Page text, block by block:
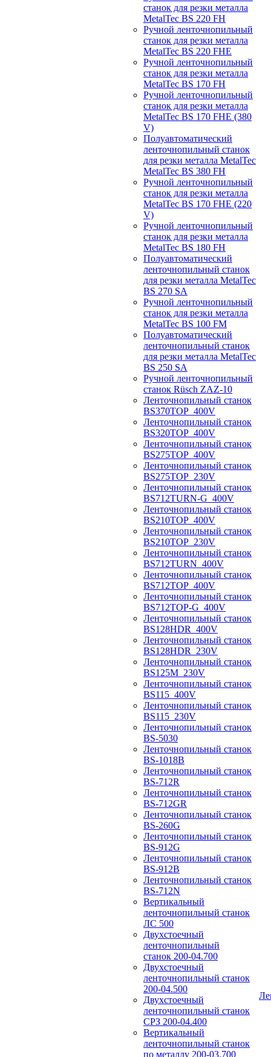
станок для резки металла
MetalTec BS 220 FH
Ручной ленточнопильный
станок для резки металла
MetalTec BS 220 FHЕ
Ручной ленточнопильный
станок для резки металла
MetalTec BS 170 FH
Ручной ленточнопильный
станок для резки металла
MetalTec BS 170 FHE (380
V)
Полуавтоматический
ленточнопильный станок
для резки металла MetalTec
MetalTec BS 380 FH
Ручной ленточнопильный
станок для резки металла
MetalTec BS 170 FHE (220
V)
Ручной ленточнопильный
станок для резки металла
MetalTec BS 180 FH
Полуавтоматический
ленточнопильный станок
для резки металла MetalTec
BS 270 SA
Ручной ленточнопильный
станок для резки металла
MetalTec BS 100 FM
Полуавтоматический
ленточнопильный станок
для резки металла MetalTec
BS 250 SA
Ручной ленточнопильный
станок Rüsch ZAZ-10
Ленточнопильный станок
BS370TOP_400V
Ленточнопильный станок
BS320TOP_400V
Ленточнопильный станок
BS275TOP_400V
Ленточнопильный станок
BS275TOP_230V
Ленточнопильный станок
BS712TURN-G_400V
Ленточнопильный станок
BS210TOP_400V
Ленточнопильный станок
BS210TOP_230V
Ленточнопильный станок
BS712TURN_400V
Ленточнопильный станок
BS712TOP_400V
Ленточнопильный станок
BS712TOP-G_400V
Ленточнопильный станок
BS128HDR_400V
Ленточнопильный станок
BS128HDR_230V
Ленточнопильный станок
BS125M_230V
Ленточнопильный станок
BS115_400V
Ленточнопильный станок
BS115_230V
Ленточнопильный станок
BS-5030
Ленточнопильный станок
BS-1018B
Ленточнопильный станок
BS-712R
Ленточнопильный станок
BS-712GR
Ленточнопильный станок
BS-260G
Ленточнопильный станок
BS-912G
Ленточнопильный станок
BS-912В
Ленточнопильный станок
BS-712N
Вертикальный
ленточнопильный станок
ЛС 500
Двухстоечный
ленточнопильный
станок 200-04.700
Двухстоечный
ленточнопильный станок
200-04.500
Двухстоечный
ленточнопильный станок
СРЗ 200-04.400
Вертикальный
ленточнопильный станок
по металлу 200-03.700